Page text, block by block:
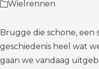
Wielrennen
Brugge die schone, een
geschiedenis heel wat
gaan we vandaag